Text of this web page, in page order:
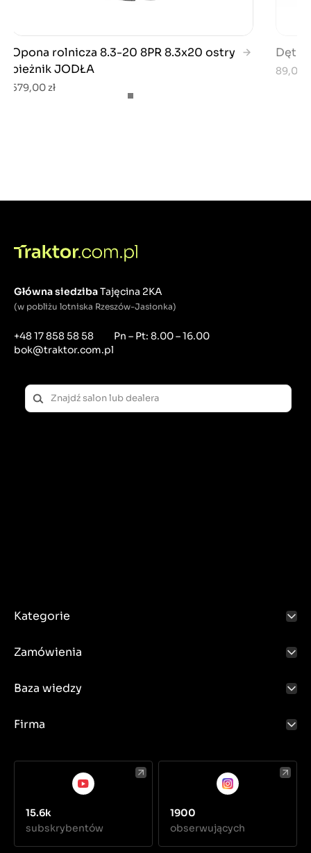
Opona rolnicza 8.3-20 8PR 8.3x20 ostry
bieżnik JODŁA
579,00 zł
89,00
Główna siedzibaTajęcina 2KA
(w pobliżu lotniska Rzeszów-Jasionka)
+48 17 858 58 58
bok@traktor.com.pl
Pn – Pt: 8.00 – 16.00
Kategorie
Zamówienia
Baza wiedzy
Firma
15.6k
subskrybentów
1900
obserwujących